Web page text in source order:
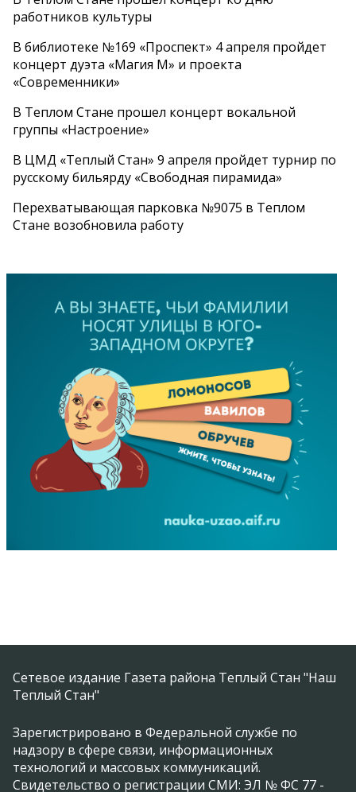
работников культуры
В библиотеке №169 «Проспект» 4 апреля пройдет
концерт дуэта «Магия М» и проекта
«Современники»
В Теплом Стане прошел концерт вокальной
группы «Настроение»
В ЦМД «Теплый Стан» 9 апреля пройдет турнир по
русскому бильярду «Свободная пирамида»
Перехватывающая парковка №9075 в Теплом
Стане возобновила работу
Сетевое издание Газета района Теплый Стан "Наш
Теплый Стан"
Зарегистрировано в Федеральной службе по
надзору в сфере связи, информационных
технологий и массовых коммуникаций.
Свидетельство о регистрации СМИ: ЭЛ № ФС 77 -